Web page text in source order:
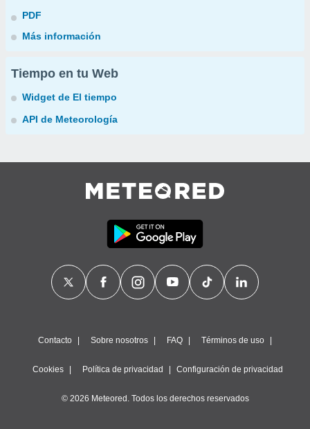
PDF
Más información
Tiempo en tu Web
Widget de El tiempo
API de Meteorología
Contacto Sobre nosotros FAQ Términos de uso
Cookies Política de privacidad Configuración de privacidad
© 2026 Meteored. Todos los derechos reservados